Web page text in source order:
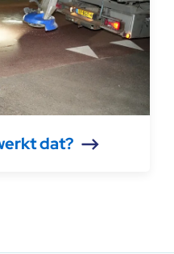
dat?